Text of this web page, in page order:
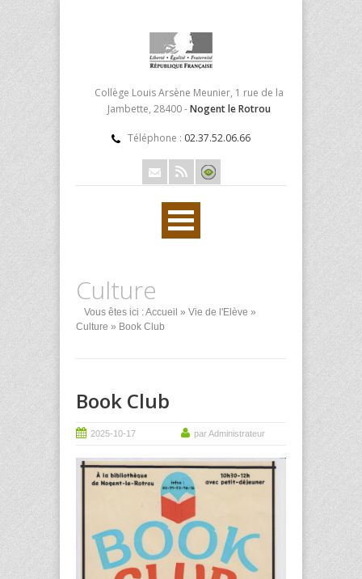
Collège Louis Arsène Meunier, 1 rue de la
Jambette, 28400 -Nogent le Rotrou
Téléphone : 02.37.52.06.66
Culture
Vous êtes ici :Accueil » Vie de l'Elève »
Culture » Book Club
Book Club
2025-10-17 par Administrateur